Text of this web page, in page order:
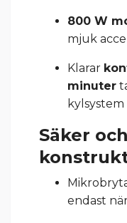
800 W
mjuk
Klarar
minuter
kylsystem
Säker
endast